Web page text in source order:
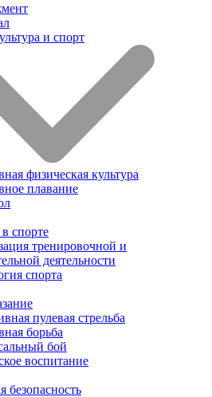
и спорт
физическая культура
плавание
спорте
тренировочной и
деятельности
спорта
пулевая стрельба
борьба
бой
воспитание
безопасность